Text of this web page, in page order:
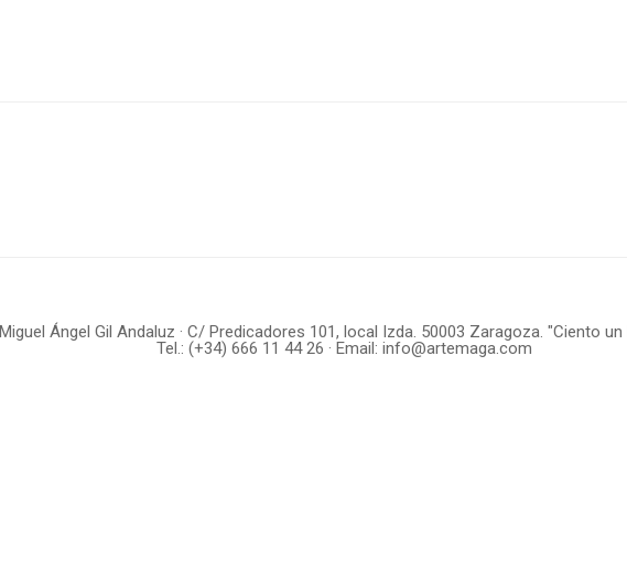
Ángel Gil Andaluz · C/ Predicadores 101, local Izda. 50003 Zaragoza. "Ciento
Tel.: (+34) 666 11 44 26 · Email: info@artemaga.com